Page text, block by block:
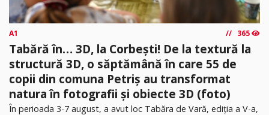
A1 365
Tabără în… 3D, la Corbești! De la textură la
structură 3D, o săptămână în care 55 de
copii din comuna Petriș au transformat
natura în fotografii și obiecte 3D (foto)
În perioada 3-7 august, a avut loc Tabăra de Vară, ediția a V-a,